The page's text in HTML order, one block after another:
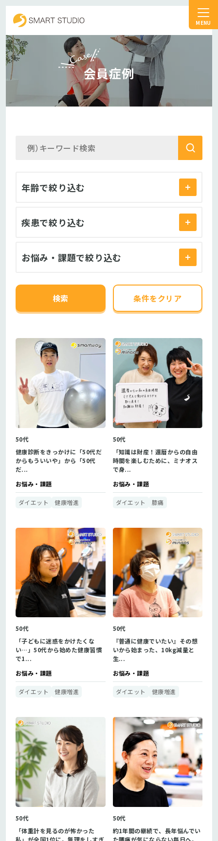
Case
会員症例
年齢で絞り込む
疾患で絞り込む
お悩み・ 課題で絞り込む
検索
50代
健康診断をきっかけに「50代だ
からもういいや」から「50代
だ...
お悩み・課題
ダイエット 健康増進
50代
「知識は財産！還暦からの自由
時間を楽しむために、ミナオス
で身...
お悩み・課題
ダイエット 膝痛
50代
「子どもに迷惑をかけたくな
い…」50代から始めた健康習慣
で1...
お悩み・課題
ダイエット 健康増進
50代
『普通に健康でいたい』その想
いから始まった、10kg減量と
生...
お悩み・課題
ダイエット 健康増進
50代
「体重計を見るのが怖かった
私」が全国1位に。無理をしすぎ
50代
約1年間の継続で、長年悩んでい
た腰痛が気にならない毎日へ。